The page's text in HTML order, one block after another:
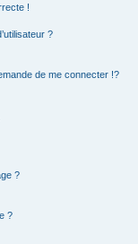
!
?
de me connecter !?
?
?